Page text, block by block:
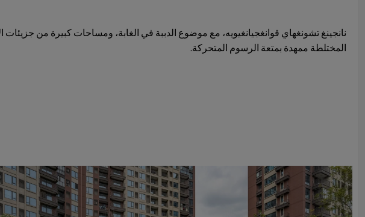
نانجينغ تشونغهاي قوانغجيانغيويه، مع موضوع الدببة في الغابة، ومساحات كبيرة من جزيئات
المختلطة ممهدة بمتعة الرسوم المتحركة.